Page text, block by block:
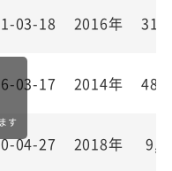
03-18 2016年
03-17 2014年
04-27 2018年